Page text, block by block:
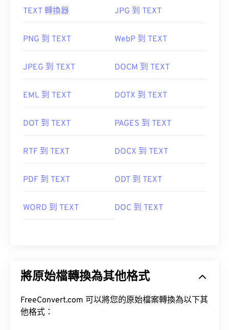
TEXT 轉換器 JPG 到 TEXT
PNG 到 TEXT WebP 到 TEXT
JPEG 到 TEXT DOCM 到 TEXT
EML 到 TEXT DOTX 到 TEXT
DOT 到 TEXT PAGES 到 TEXT
RTF 到 TEXT DOCX 到 TEXT
PDF 到 TEXT ODT 到 TEXT
WORD 到 TEXT DOC 到 TEXT
將原始檔轉換為其他格式
FreeConvert.com 可以將您的原始檔案轉換為以下其
他格式：